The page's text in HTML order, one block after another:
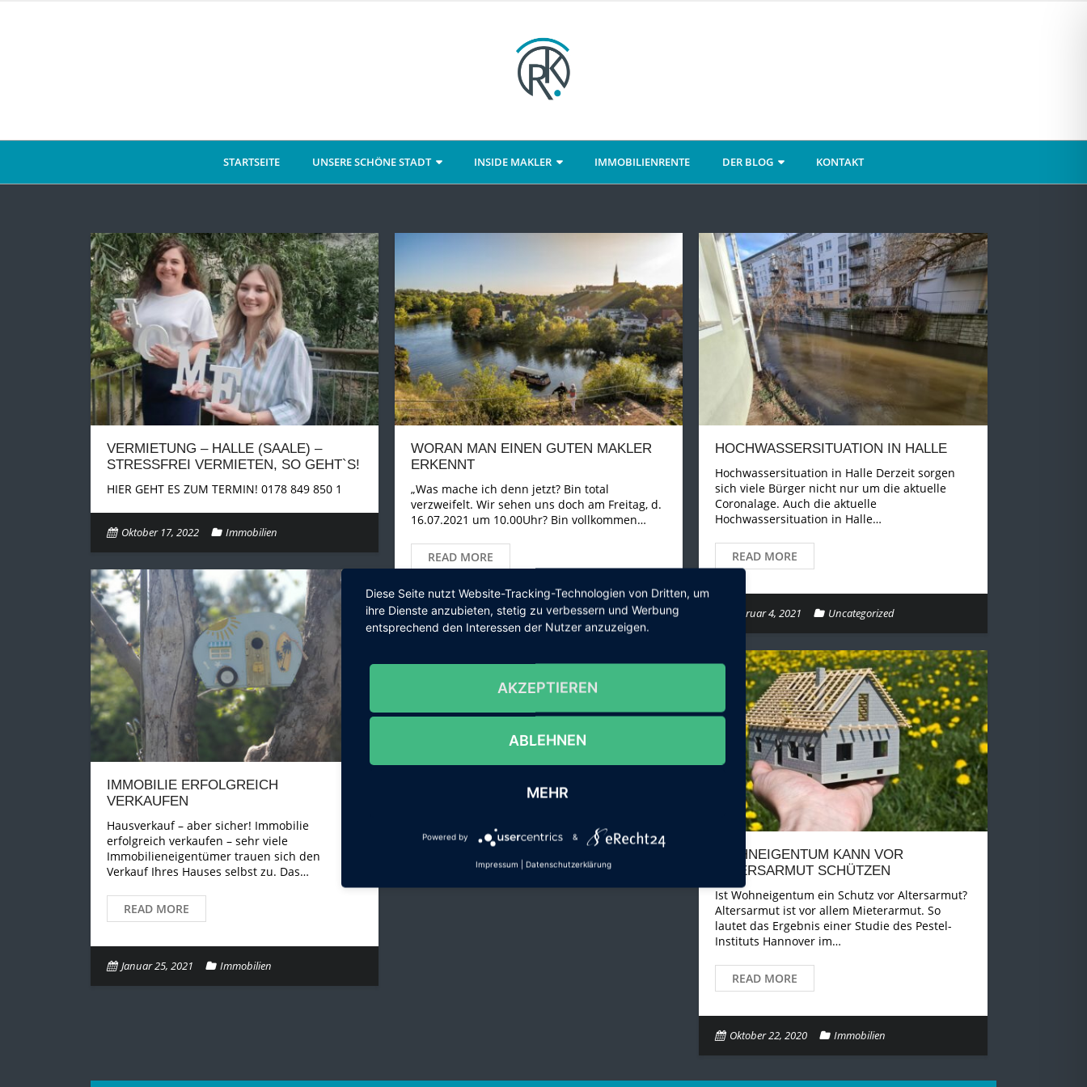
STARTSEITE UNSERE SCHÖNE STADT INSIDE MAKLER IMMOBILIENRENTE DER BLOG KONTAKT
VERMIETUNG – HALLE (SAALE) –
STRESSFREI VERMIETEN, SO GEHT`S!
HIER GEHT ES ZUM TERMIN! 0178 849 850 1
Oktober 17, 2022 Immobilien
WORAN MAN EINEN GUTEN MAKLER
ERKENNT
„Was mache ich denn jetzt? Bin total
verzweifelt. Wir sehen uns doch am Freitag, d.
16.07.2021 um 10.00Uhr? Bin vollkommen…
READ MORE
Juli 18, 2021 News Recht & Fachpresse
HOCHWASSERSITUATION IN HALLE
Hochwassersituation in Halle Derzeit sorgen
sich viele Bürger nicht nur um die aktuelle
Coronalage. Auch die aktuelle
Hochwassersituation in Halle…
READ MORE
Februar 4, 2021 Uncategorized
IMMOBILIE ERFOLGREICH
VERKAUFEN
Hausverkauf – aber sicher! Immobilie
erfolgreich verkaufen – sehr viele
Immobilieneigentümer trauen sich den
Verkauf Ihres Hauses selbst zu. Das…
READ MORE
Januar 25, 2021 Immobilien
WOHNEIGENTUM KANN VOR
ALTERSARMUT SCHÜTZEN
Ist Wohneigentum ein Schutz vor Altersarmut?
Altersarmut ist vor allem Mieterarmut. So
lautet das Ergebnis einer Studie des Pestel-
Instituts Hannover im…
READ MORE
Oktober 22, 2020 Immobilien
Diese Seite nutzt Website-Tracking-Technologien von Dritten, um
ihre Dienste anzubieten, stetig zu verbessern und Werbung
entsprechend den Interessen der Nutzer anzuzeigen.
AKZEPTIEREN
ABLEHNEN
MEHR
Powered by &
Impressum Datenschutzerklärung